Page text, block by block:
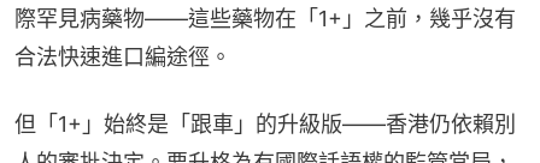
際罕見病藥物——這些藥物在「1+」之前，幾乎沒有
合法快速進口編途徑。
但「1+」始終是「跟車」的升級版——香港仍依賴別